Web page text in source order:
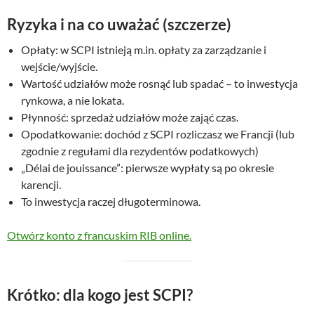
Ryzyka i na co uważać (szczerze)
Opłaty: w SCPI istnieją m.in. opłaty za zarządzanie i
wejście/wyjście.
Wartość udziałów może rosnąć lub spadać – to inwestycja
rynkowa, a nie lokata.
Płynność: sprzedaż udziałów może zająć czas.
Opodatkowanie: dochód z SCPI rozliczasz we Francji (lub
zgodnie z regułami dla rezydentów podatkowych)
„Délai de jouissance”: pierwsze wypłaty są po okresie
karencji.
To inwestycja raczej długoterminowa.
Otwórz konto z francuskim RIB online.
Krótko: dla kogo jest SCPI?